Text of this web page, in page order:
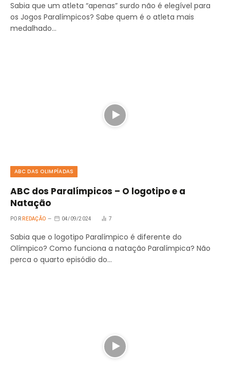
Sabia que um atleta “apenas” surdo não é elegível para
os Jogos Paralímpicos? Sabe quem é o atleta mais
medalhado…
ABC DAS OLIMPÍADAS
ABC dos Paralímpicos – O logotipo e a
Natação
POR REDAÇÃO 04/09/2024 7
Sabia que o logotipo Paralímpico é diferente do
Olímpico? Como funciona a natação Paralímpica? Não
perca o quarto episódio do…